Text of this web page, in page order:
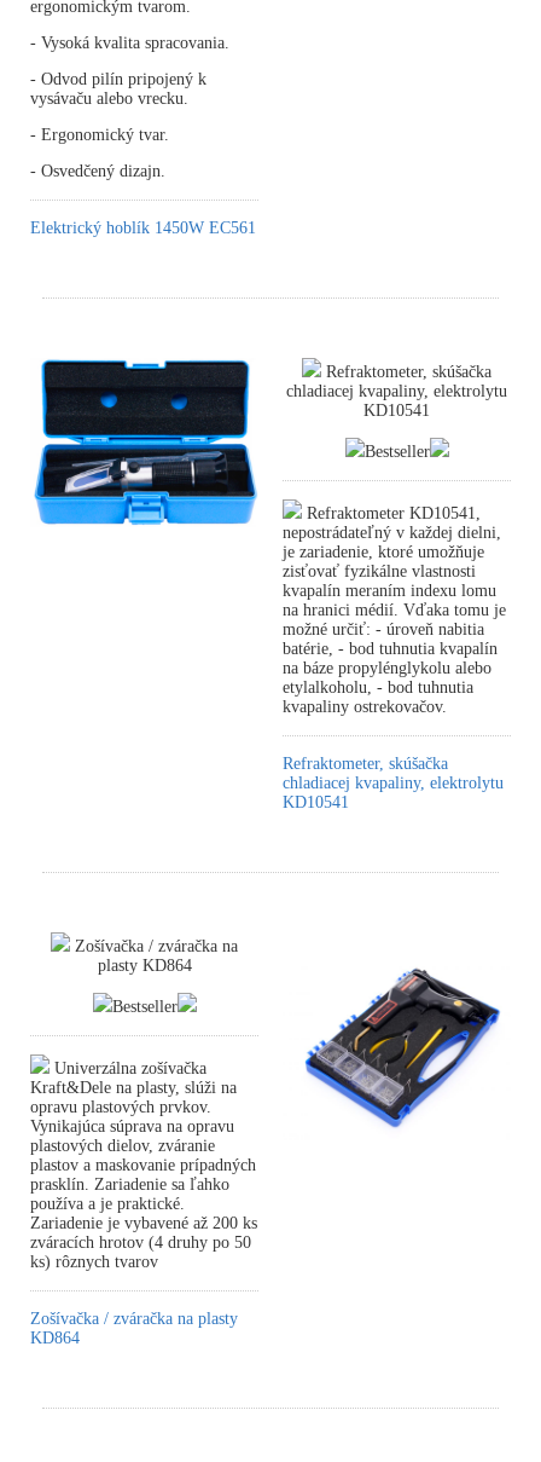
ergonomickým tvarom.
- Vysoká kvalita spracovania.
- Odvod pilín pripojený k
vysávaču alebo vrecku.
- Ergonomický tvar.
- Osvedčený dizajn.
Elektrický hoblík 1450W EC561
Refraktometer, skúšačka
chladiacej kvapaliny, elektrolytu
KD10541
Bestseller
Refraktometer KD10541,
nepostrádateľný v každej dielni,
je zariadenie, ktoré umožňuje
zisťovať fyzikálne vlastnosti
kvapalín meraním indexu lomu
na hranici médií. Vďaka tomu je
možné určiť: - úroveň nabitia
batérie, - bod tuhnutia kvapalín
na báze propylénglykolu alebo
etylalkoholu, - bod tuhnutia
kvapaliny ostrekovačov.
Refraktometer, skúšačka
chladiacej kvapaliny, elektrolytu
KD10541
Zošívačka / zváračka na
plasty KD864
Bestseller
Univerzálna zošívačka
Kraft&Dele na plasty, slúži na
opravu plastových prvkov.
Vynikajúca súprava na opravu
plastových dielov, zváranie
plastov a maskovanie prípadných
prasklín. Zariadenie sa ľahko
používa a je praktické.
Zariadenie je vybavené až 200 ks
zváracích hrotov (4 druhy po 50
ks) rôznych tvarov
Zošívačka / zváračka na plasty
KD864